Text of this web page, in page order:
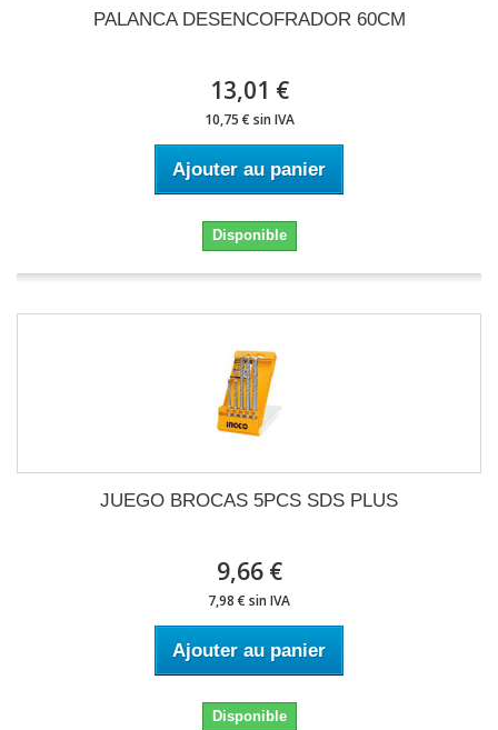
PALANCA DESENCOFRADOR 60CM
13,01 €
10,75 € sin IVA
Ajouter au panier
Disponible
JUEGO BROCAS 5PCS SDS PLUS
9,66 €
7,98 € sin IVA
Ajouter au panier
Disponible